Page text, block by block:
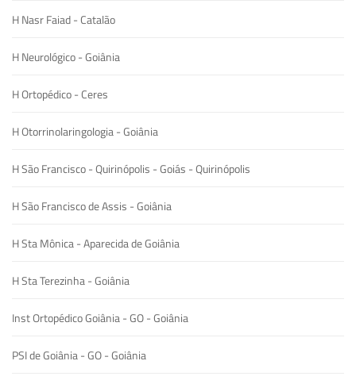
H Nasr Faiad - Catalão
H Neurológico - Goiânia
H Ortopédico - Ceres
H Otorrinolaringologia - Goiânia
H São Francisco - Quirinópolis - Goiás - Quirinópolis
H São Francisco de Assis - Goiânia
H Sta Mônica - Aparecida de Goiânia
H Sta Terezinha - Goiânia
Inst Ortopédico Goiânia - GO - Goiânia
PSI de Goiânia - GO - Goiânia